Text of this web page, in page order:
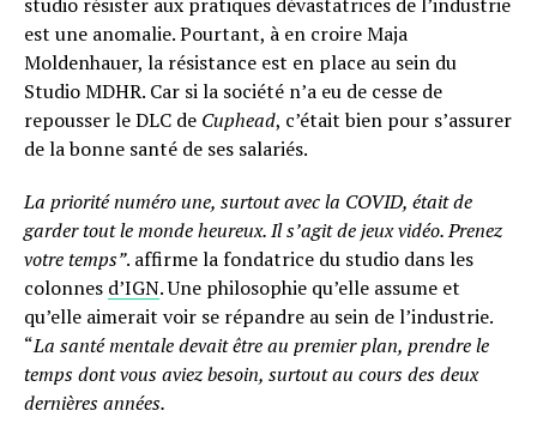
est une anomalie. Pourtant, à en croire Maja
Moldenhauer, la résistance est en place au sein du
Studio MDHR. Car si la société n’a eu de cesse de
repousser le DLC de Cuphead, c’était bien pour s’assurer
de la bonne santé de ses salariés.
La priorité numéro une, surtout avec la COVID, était de
garder tout le monde heureux. Il s’agit de jeux vidéo. Prenez
votre temps”. affirme la fondatrice du studio dans les
colonnes d’IGN. Une philosophie qu’elle assume et
qu’elle aimerait voir se répandre au sein de l’industrie.
“La santé mentale devait être au premier plan, prendre le
temps dont vous aviez besoin, surtout au cours des deux
dernières années.